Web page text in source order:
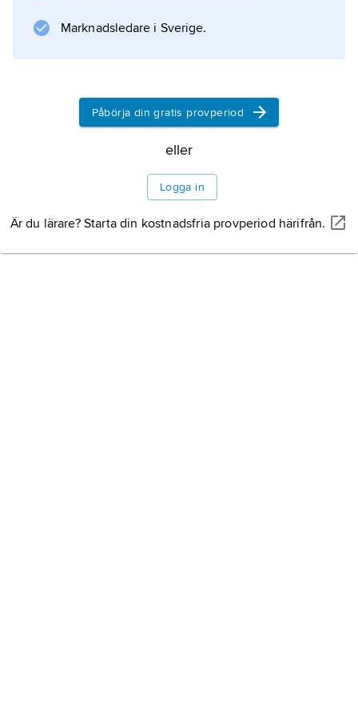
förändrades, många förmåner reducerades
Information om artikeln
Marknadsledare i Sverige.
Påbörja din gratis provperiod
eller
Logga in
Är du lärare? Starta din kostnadsfria provperiod härifrån.